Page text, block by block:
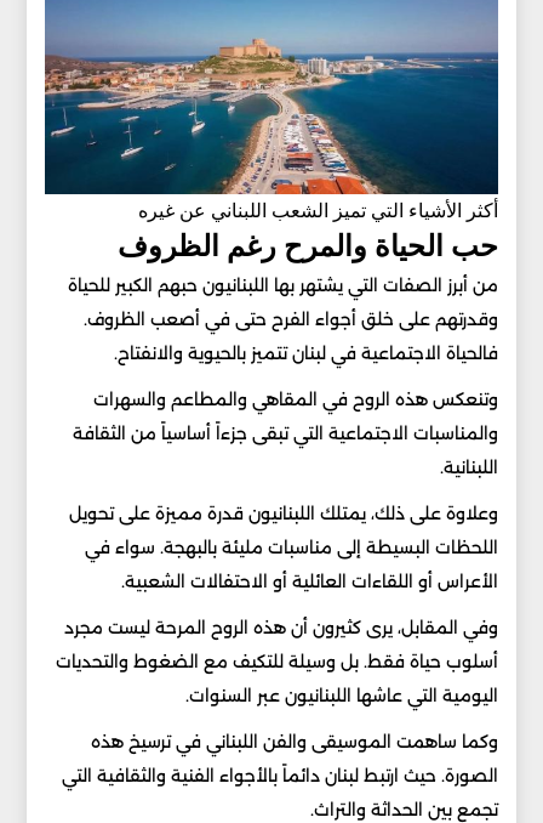
أكثر الأشياء التي تميز الشعب اللبناني عن غيره
حب الحياة والمرح رغم الظروف
من أبرز الصفات التي يشتهر بها اللبنانيون حبهم الكبير للحياة
وقدرتهم على خلق أجواء الفرح حتى في أصعب الظروف.
فالحياة الاجتماعية في لبنان تتميز بالحيوية والانفتاح.
وتنعكس هذه الروح في المقاهي والمطاعم والسهرات
والمناسبات الاجتماعية التي تبقى جزءاً أساسياً من الثقافة
اللبنانية.
وعلاوة على ذلك، يمتلك اللبنانيون قدرة مميزة على تحويل
اللحظات البسيطة إلى مناسبات مليئة بالبهجة. سواء في
الأعراس أو اللقاءات العائلية أو الاحتفالات الشعبية.
وفي المقابل، يرى كثيرون أن هذه الروح المرحة ليست مجرد
أسلوب حياة فقط. بل وسيلة للتكيف مع الضغوط والتحديات
اليومية التي عاشها اللبنانيون عبر السنوات.
وكما ساهمت الموسيقى والفن اللبناني في ترسيخ هذه
الصورة. حيث ارتبط لبنان دائماً بالأجواء الفنية والثقافية التي
تجمع بين الحداثة والتراث.